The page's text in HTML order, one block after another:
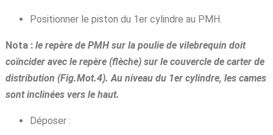
Positionner le piston du 1er cylindre au PMH.
Nota : le repère de PMH sur la poulie de vilebrequin doit
coïncider avec le repère (flèche) sur le couvercle de carter de
distribution (Fig.Mot.4). Au niveau du 1er cylindre, les cames
sont inclinées vers le haut.
Déposer :